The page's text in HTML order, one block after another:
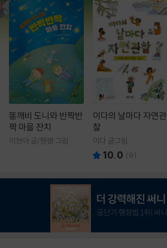
똥깨비 도니와 반짝반
짝 마을 잔치
이현아 글/핸짱 그림
이다의 날마다 자연관
찰
이다 글그림
10.0 (9)